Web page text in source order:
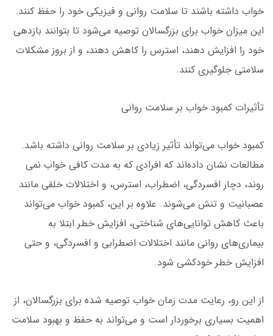
خواب داشته باشند تا سلامت روانی و فیزیکی خود را حفظ کنند.
این میزان خواب برای بزرگسالان توصیه می‌شود تا بتوانند بازدهی
خود را افزایش دهند، استرس را کاهش دهند، و از بروز مشکلات
سلامتی جلوگیری کنند.
تأثیرات کمبود خواب بر سلامت روانی
کمبود خواب می‌تواند تأثیر زیادی بر سلامت روانی داشته باشد.
مطالعات نشان داده‌اند که افرادی که به مدت کافی خواب نمی‌
روند، دچار افسردگی، اضطراب، استرس، و اختلالات خلقی مانند
عصبانیت و تنش می‌شوند. علاوه بر این، کمبود خواب می‌تواند
باعث کاهش توانایی‌های شناختی، افزایش خطر ابتلا به
بیماری‌های روانی مانند اختلالات اضطرابی و افسردگی، و حتی
افزایش خطر خودکشی شود.
از این رو، رعایت مدت زمان خواب توصیه شده برای بزرگسالان، از
اهمیت بسیاری برخوردار است و می‌تواند به حفظ و بهبود سلامت